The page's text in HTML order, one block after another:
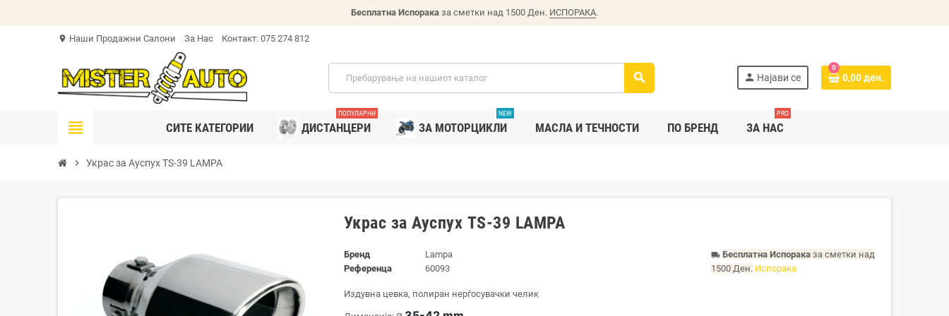
Бесплатна Испорака за сметки над 1500 Ден. ИСПОРАКА.
location_on Наши Продажни Салони За Нас Контакт: 075 274 812
search person Најави се
0
0,00 ден.
view_headline СИТЕ КАТЕГОРИИ ДИСТАНЦЕРИ
ПОПУЛАРНИ
ЗА МОТОРЦИКЛИ
NEW
MАСЛА И ТЕЧНОСТИ ПО БРЕНД ЗА НАС
PRO
chevron_right Украс за Ауспух TS-39 LAMPA
Украс за Ауспух TS-39 LAMPA
Бренд
Lampa
Референца
60093
Издувна цевка, полиран нерѓосувачки челик
local_shipping Бесплатна Испораказа сметки над
1500 Ден. Испорака